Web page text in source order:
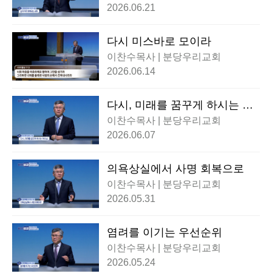
2026.06.21
다시 미스바로 모이라
이찬수목사 | 분당우리교회
2026.06.14
다시, 미래를 꿈꾸게 하시는 하
나님
이찬수목사 | 분당우리교회
2026.06.07
의욕상실에서 사명 회복으로
이찬수목사 | 분당우리교회
2026.05.31
염려를 이기는 우선순위
이찬수목사 | 분당우리교회
2026.05.24